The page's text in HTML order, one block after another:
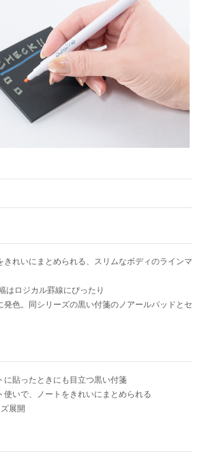
きれいにまとめられる、スリムなボディのラインマ
はロジカル罫線にぴったり
発色。同シリーズの黒い付箋のノアールパッドとセ
に貼ったときにも目立つ黒い付箋
使いで、ノートをきれいにまとめられる
展開